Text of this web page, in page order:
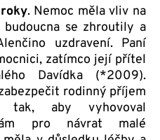
. Nemoc měla vliv na
se zhroutily a
uzdravení. Paní
zatímco její přítel
Davídka (*2009).
rodinný příjem
tak, aby vyhovoval
pro návrat malé